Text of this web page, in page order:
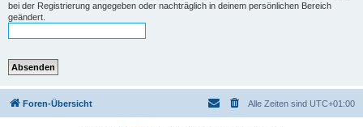
bei der Registrierung angegeben oder nachträglich in deinem persönlichen Bereich
geändert.
Foren-Übersicht Alle Zeiten sind UTC+01:00